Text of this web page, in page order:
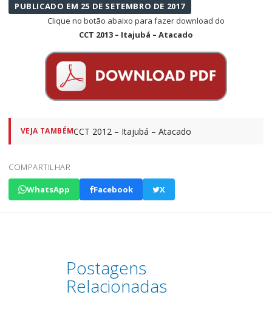
PUBLICADO EM 25 DE SETEMBRO DE 2017
Clique no botão abaixo para fazer download do
CCT 2013 – Itajubá – Atacado
VEJA TAMBÉMCCT 2012 – Itajubá – Atacado
COMPARTILHAR
WhatsApp Facebook X
Postagens
Relacionadas